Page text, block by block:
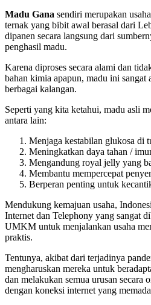
Madu Gana sendiri merupakan
ternak yang bibit awal berasal dari
dipanen secara langsung dari
penghasil madu.
Karena diproses secara alami dan
bahan kimia apapun, madu ini sangat
berbagai kalangan.
Seperti yang kita ketahui, madu asli
antara lain:
Menjaga kestabilan glukosa di
Meningkatkan daya tahan /
Mengandung royal jelly yang
Membantu mempercepat
Berperan penting untuk
Mendukung kemajuan usaha,
Internet dan Telephony yang sangat
UMKM untuk menjalankan usaha
praktis.
Tentunya, akibat dari terjadinya
mengharuskan mereka untuk
dan melakukan semua urusan secara
dengan koneksi internet yang